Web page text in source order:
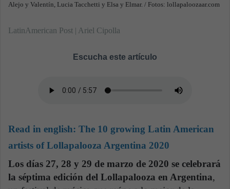
Alejo y Valentín, Lucia Tacchetti y Elsa y Elmar. / Fotos: lollapaloozaar.com
LatinAmerican Post | Ariel Cipolla
Escucha este artículo
Read in english: The 10 growing Latin American
artists of Lollapalooza Argentina 2020
Los días 27, 28 y 29 de marzo de 2020 se celebrará
la séptima edición del Lollapalooza en Argentina,